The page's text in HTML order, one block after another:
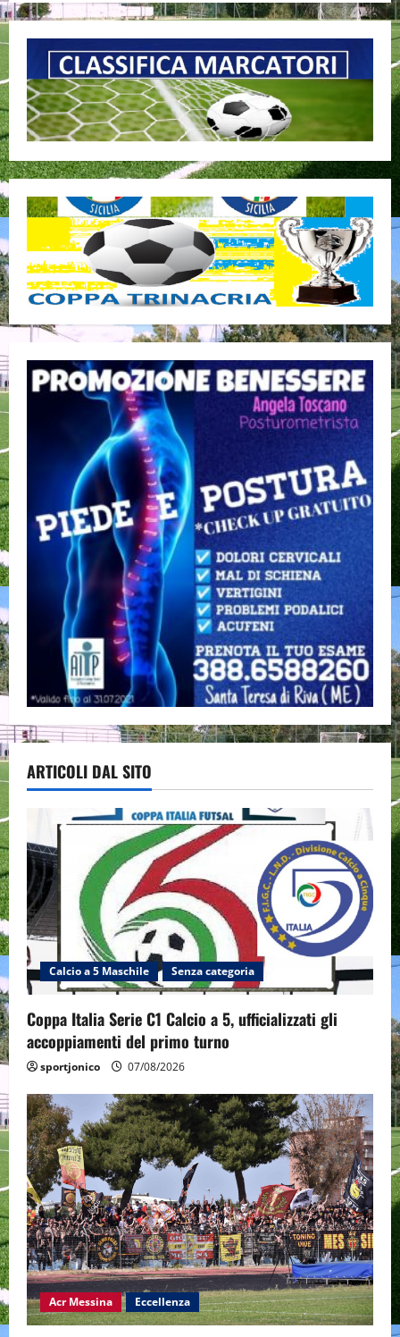
ARTICOLI DAL SITO
Calcio a 5 Maschile Senza categoria
Coppa Italia Serie C1 Calcio a 5, ufficializzati gli
accoppiamenti del primo turno
sportjonico 07/08/2026
Acr Messina Eccellenza